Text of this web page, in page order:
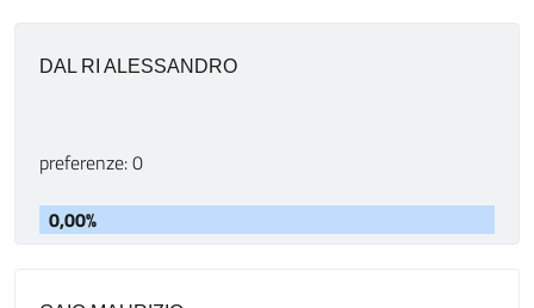
DAL RI ALESSANDRO
preferenze: 0
0,00%